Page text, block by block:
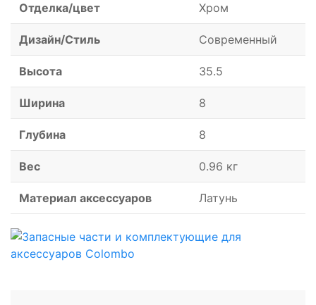
Отделка/цвет Хром
Дизайн/Стиль Современный
Высота 35.5
Ширина 8
Глубина 8
Вес 0.96 кг
Материал аксессуаров Латунь